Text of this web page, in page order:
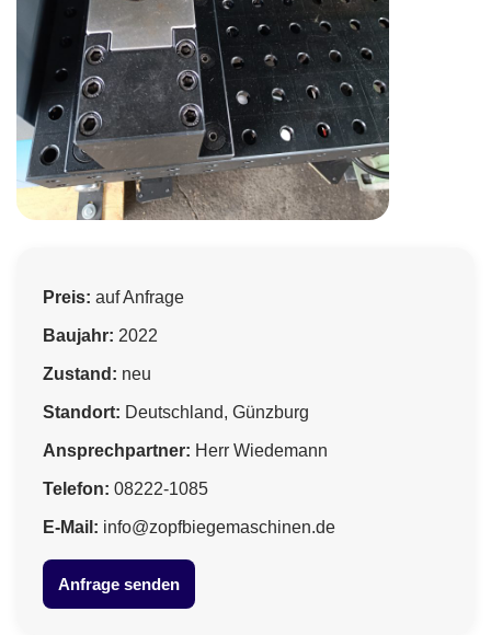
Preis: auf Anfrage
Baujahr: 2022
Zustand: neu
Standort: Deutschland, Günzburg
Ansprechpartner: Herr Wiedemann
Telefon: 08222-1085
E-Mail: info@zopfbiegemaschinen.de
Anfrage senden